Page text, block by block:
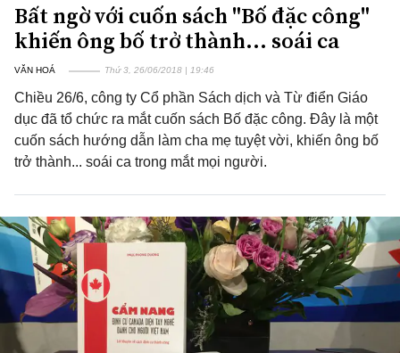
Bất ngờ với cuốn sách "Bố đặc công"
khiến ông bố trở thành... soái ca
VĂN HOÁ Thứ 3, 26/06/2018 | 19:46
Chiều 26/6, công ty Cổ phần Sách dịch và Từ điển Giáo
dục đã tổ chức ra mắt cuốn sách Bố đặc công. Đây là một
cuốn sách hướng dẫn làm cha mẹ tuyệt vời, khiến ông bố
trở thành... soái ca trong mắt mọi người.